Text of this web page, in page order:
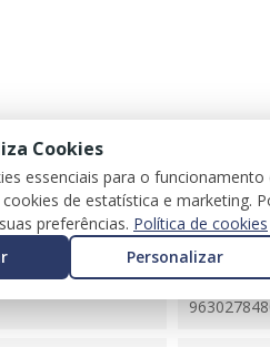
106 II (1A_,
Cookies
essenciais para o
de estatística e marketing.
preferências. Política de cookies
Personalizar